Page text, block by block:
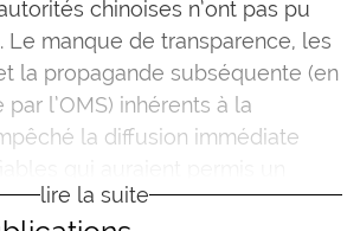
chinoises n’ont pas pu
Le manque de transparence, les
la propagande subséquente (en
l’OMS) inhérents à la
la diffusion immédiate
lire la suite